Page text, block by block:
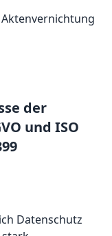
der
und ISO
Datenschutz